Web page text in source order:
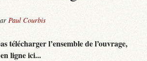
Paul Courbis
télécharger l’ensemble de l’ouvrage,
ligne ici...